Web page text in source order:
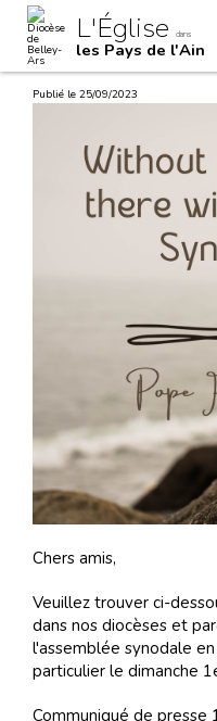
contenu.
Outils
personnels
L'Église dans
les Pays de l'Ain
Publié le 25/09/2023
Chers amis,
Veuillez trouver ci-
dans nos diocèses et
l'assemblée synodale
particulier le dimanche
Communiqué de presse